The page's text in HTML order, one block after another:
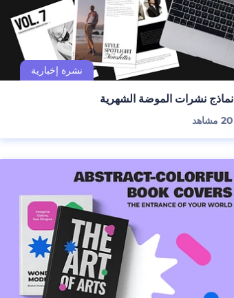
نماذج نشرات الموضة الشهرية
20مشاهد